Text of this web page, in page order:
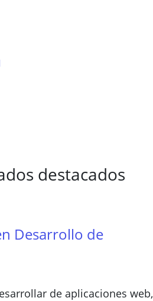
destacados
Desarrollo de
de aplicaciones web,